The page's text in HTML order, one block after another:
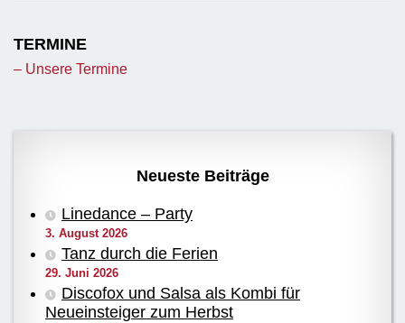
TERMINE
– Unsere Termine
Neueste Beiträge
Linedance – Party
3. August 2026
Tanz durch die Ferien
29. Juni 2026
Discofox und Salsa als Kombi für
Neueinsteiger zum Herbst